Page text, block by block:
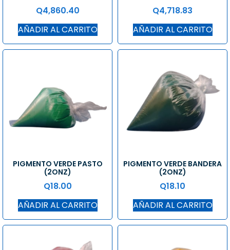
Q4,860.40
AÑADIR AL CARRITO
Q4,718.83
AÑADIR AL CARRITO
PIGMENTO VERDE PASTO
(2ONZ)
Q18.00
AÑADIR AL CARRITO
PIGMENTO VERDE BANDERA
(2ONZ)
Q18.10
AÑADIR AL CARRITO